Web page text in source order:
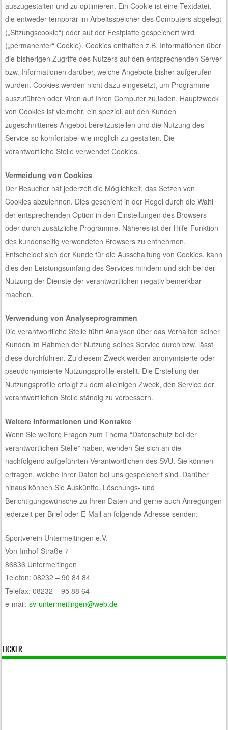
auszugestalten und zu optimieren. Ein Cookie ist eine Textdatei,
die entweder temporär im Arbeitsspeicher des Computers abgelegt
(„Sitzungscookie“) oder auf der Festplatte gespeichert wird
(„permanenter“ Cookie). Cookies enthalten z.B. Informationen über
die bisherigen Zugriffe des Nutzers auf den entsprechenden Server
bzw. Informationen darüber, welche Angebote bisher aufgerufen
wurden. Cookies werden nicht dazu eingesetzt, um Programme
auszuführen oder Viren auf Ihren Computer zu laden. Hauptzweck
von Cookies ist vielmehr, ein speziell auf den Kunden
zugeschnittenes Angebot bereitzustellen und die Nutzung des
Service so komfortabel wie möglich zu gestalten. Die
verantwortliche Stelle verwendet Cookies.
Vermeidung von Cookies
Der Besucher hat jederzeit die Möglichkeit, das Setzen von
Cookies abzulehnen. Dies geschieht in der Regel durch die Wahl
der entsprechenden Option in den Einstellungen des Browsers
oder durch zusätzliche Programme. Näheres ist der Hilfe-Funktion
des kundenseitig verwendeten Browsers zu entnehmen.
Entscheidet sich der Kunde für die Ausschaltung von Cookies, kann
dies den Leistungsumfang des Services mindern und sich bei der
Nutzung der Dienste der verantwortlichen negativ bemerkbar
machen.
Verwendung von Analyseprogrammen
Die verantwortliche Stelle führt Analysen über das Verhalten seiner
Kunden im Rahmen der Nutzung seines Service durch bzw. lässt
diese durchführen. Zu diesem Zweck werden anonymisierte oder
pseudonymisierte Nutzungsprofile erstellt. Die Erstellung der
Nutzungsprofile erfolgt zu dem alleinigen Zweck, den Service der
verantwortlichen Stelle ständig zu verbessern.
Weitere Informationen und Kontakte
Wenn Sie weitere Fragen zum Thema “Datenschutz bei der
verantwortlichen Stelle” haben, wenden Sie sich an die
nachfolgend aufgeführten Verantwortlichen des SVU. Sie können
erfragen, welche Ihrer Daten bei uns gespeichert sind. Darüber
hinaus können Sie Auskünfte, Löschungs- und
Berichtigungswünsche zu Ihren Daten und gerne auch Anregungen
jederzeit per Brief oder E-Mail an folgende Adresse senden:
Sportverein Untermeitingen e.V.
Von-Imhof-Straße 7
86836 Untermeitingen
Telefon: 08232 – 90 84 84
Telefax: 08232 – 95 88 64
e-mail:sv-untermeitingen@web.de
TICKER